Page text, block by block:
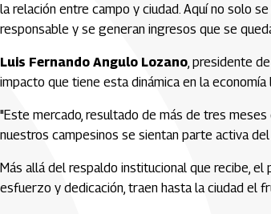
la relación entre campo y ciudad. Aquí no solo
responsable y se generan ingresos que se
Luis Fernando Angulo Lozano, presidente
impacto que tiene esta dinámica en la economía
"Este mercado, resultado de más de tres
nuestros campesinos se sientan parte activa
Más allá del respaldo institucional que recibe,
esfuerzo y dedicación, traen hasta la ciudad el